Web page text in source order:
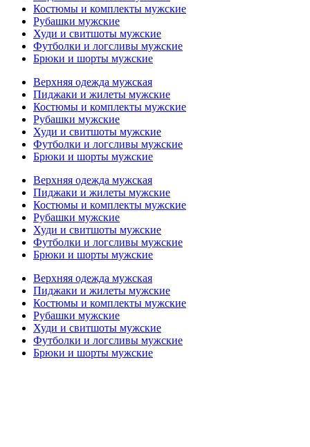
Костюмы и комплекты мужские
Рубашки мужские
Худи и свитшоты мужские
Футболки и логсливы мужские
Брюки и шорты мужские
Верхняя одежда мужская
Пиджаки и жилеты мужские
Костюмы и комплекты мужские
Рубашки мужские
Худи и свитшоты мужские
Футболки и логсливы мужские
Брюки и шорты мужские
Верхняя одежда мужская
Пиджаки и жилеты мужские
Костюмы и комплекты мужские
Рубашки мужские
Худи и свитшоты мужские
Футболки и логсливы мужские
Брюки и шорты мужские
Верхняя одежда мужская
Пиджаки и жилеты мужские
Костюмы и комплекты мужские
Рубашки мужские
Худи и свитшоты мужские
Футболки и логсливы мужские
Брюки и шорты мужские